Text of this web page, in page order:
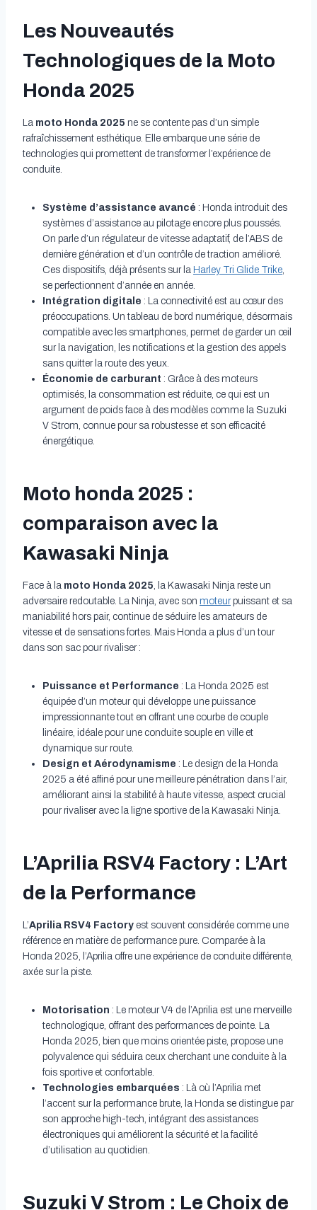
Les Nouveautés
Technologiques de la Moto
Honda 2025
La moto Honda 2025 ne se contente pas d’un simple
rafraîchissement esthétique. Elle embarque une série de
technologies qui promettent de transformer l’expérience de
conduite.
Système d’assistance avancé : Honda introduit des
systèmes d’assistance au pilotage encore plus poussés.
On parle d’un régulateur de vitesse adaptatif, de l’ABS de
dernière génération et d’un contrôle de traction amélioré.
Ces dispositifs, déjà présents sur la Harley Tri Glide Trike,
se perfectionnent d’année en année.
Intégration digitale : La connectivité est au cœur des
préoccupations. Un tableau de bord numérique, désormais
compatible avec les smartphones, permet de garder un œil
sur la navigation, les notifications et la gestion des appels
sans quitter la route des yeux.
Économie de carburant : Grâce à des moteurs
optimisés, la consommation est réduite, ce qui est un
argument de poids face à des modèles comme la Suzuki
V Strom, connue pour sa robustesse et son efficacité
énergétique.
Moto honda 2025 :
comparaison avec la
Kawasaki Ninja
Face à la moto Honda 2025, la Kawasaki Ninja reste un
adversaire redoutable. La Ninja, avec son moteurpuissant et sa
maniabilité hors pair, continue de séduire les amateurs de
vitesse et de sensations fortes. Mais Honda a plus d’un tour
dans son sac pour rivaliser :
Puissance et Performance : La Honda 2025 est
équipée d’un moteur qui développe une puissance
impressionnante tout en offrant une courbe de couple
linéaire, idéale pour une conduite souple en ville et
dynamique sur route.
Design et Aérodynamisme : Le design de la Honda
2025 a été affiné pour une meilleure pénétration dans l’air,
améliorant ainsi la stabilité à haute vitesse, aspect crucial
pour rivaliser avec la ligne sportive de la Kawasaki Ninja.
L’Aprilia RSV4 Factory : L’Art
de la Performance
L’Aprilia RSV4 Factory est souvent considérée comme une
référence en matière de performance pure. Comparée à la
Honda 2025, l’Aprilia offre une expérience de conduite différente,
axée sur la piste.
Motorisation : Le moteur V4 de l’Aprilia est une merveille
technologique, offrant des performances de pointe. La
Honda 2025, bien que moins orientée piste, propose une
polyvalence qui séduira ceux cherchant une conduite à la
fois sportive et confortable.
Technologies embarquées : Là où l’Aprilia met
l’accent sur la performance brute, la Honda se distingue par
son approche high-tech, intégrant des assistances
électroniques qui améliorent la sécurité et la facilité
d’utilisation au quotidien.
Suzuki V Strom : Le Choix de